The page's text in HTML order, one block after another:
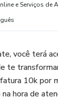
e Serviços de
você terá
te
10k por
na hora de